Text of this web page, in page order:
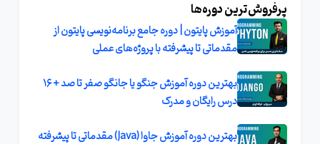
پرفروش‌ترین دوره‌ها
آموزش پایتون | دوره جامع برنامه‌نویسی پایتون از
مقدماتی تا پیشرفته با پروژه‌های عملی
بهترین دوره آموزش جنگو یا جانگو صفر تا صد + ۱۶
درس رایگان و مدرک
بهترین دوره آموزش جاوا (Java) مقدماتی تا پیشرفته